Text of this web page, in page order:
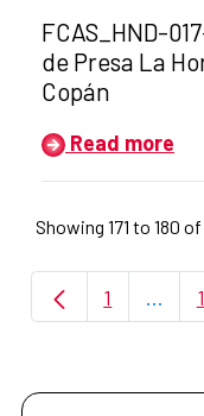
Title of the
FCAS_HND-
de Presa La
Copán
Read more
Showing 171 to 180
Page
1 ...